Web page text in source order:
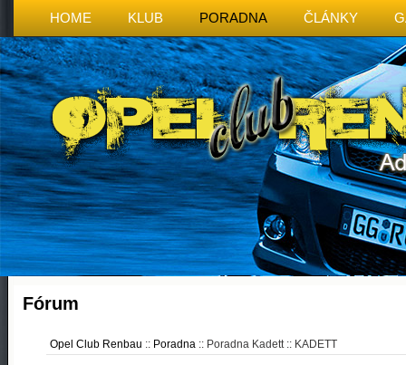
HOME KLUB PORADNA ČLÁNKY
Fórum
Opel Club Renbau :: Poradna :: Poradna Kadett :: KADETT